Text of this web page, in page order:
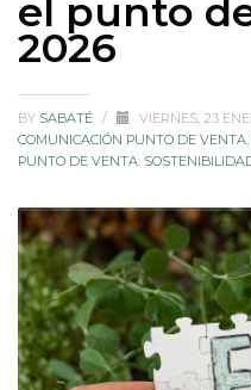
el punto
2026
BY SABATÉ / VIERNES, 23
COMUNICACIÓN PUNTO DE VENTA,
PUNTO DE VENTA,